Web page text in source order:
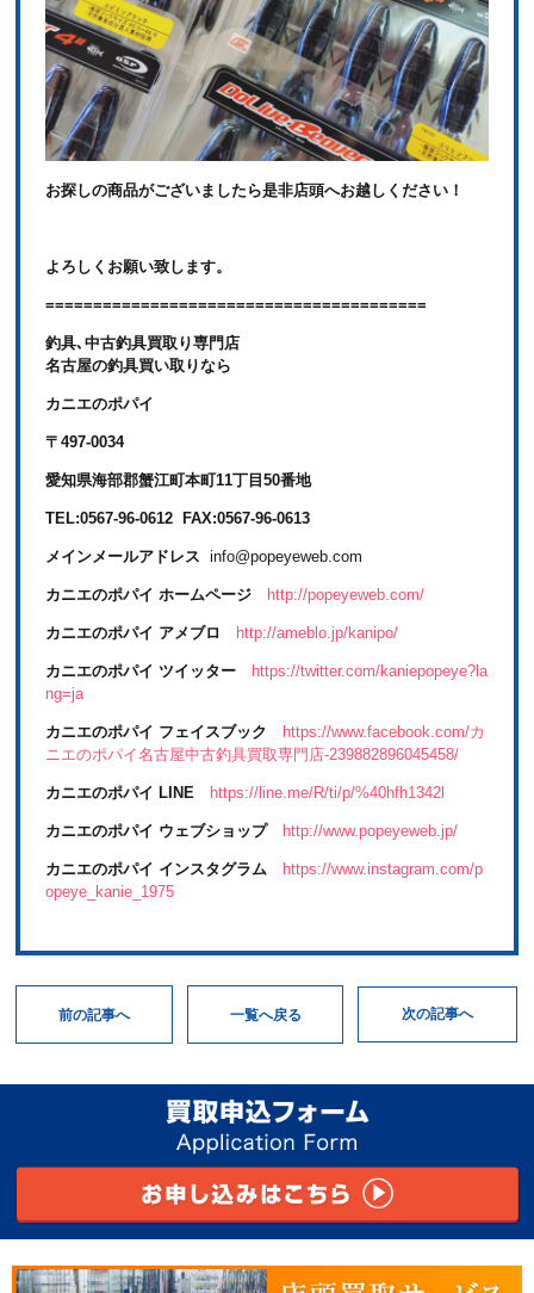
お探しの商品がございましたら是非店頭へお越しください！
よろしくお願い致します。
========================================
釣具､中古釣具買取り専門店
名古屋の釣具買い取りなら
カニエのポパイ
〒497-0034
愛知県海部郡蟹江町本町11丁目50番地
TEL:0567-96-0612 FAX:0567-96-0613
メインメールアドレス info@popeyeweb.com
カニエのポパイ ホームページ http://popeyeweb.com/
カニエのポパイ アメブロ http://ameblo.jp/kanipo/
カニエのポパイ ツイッター
https://twitter.com/kaniepopeye?la
ng=ja
カニエのポパイ フェイスブック
https://www.facebook.com/カ
ニエのポパイ名古屋中古釣具買取専門店-239882896045458/
カニエのポパイ LINE https://line.me/R/ti/p/%40hfh1342l
カニエのポパイ ウェブショップ http://www.popeyeweb.jp/
カニエのポパイ インスタグラム
https://www.instagram.com/p
opeye_kanie_1975
前の記事へ 一覧へ戻る 次の記事へ